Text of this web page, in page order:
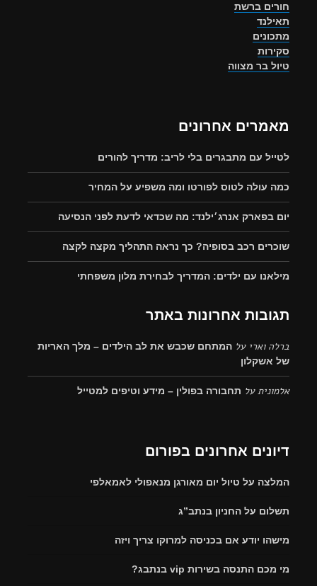
חורים ברשת
תאילנד
מתכונים
סקירות
טיול בר מצווה
מאמרים אחרונים
לטייל עם מתבגרים בלי לריב: מדריך להורים
כמה עולה לטוס לפורטו ומה משפיע על המחיר
יום בפארק אנרג׳ילנד: מה שכדאי לדעת לפני הנסיעה
שוכרים רכב בסופיה? כך נראה התהליך מקצה לקצה
מילאנו עם ילדים: המדריך לבחירת מלון משפחתי
תגובות אחרונות באתר
ברלה וארי על המתחם שכבש את לב הילדים – מלך האריות
של אשקלון
אלמוניתעל תחבורה בפולין – מידע וטיפים למטייל
דיונים אחרונים בפורום
המלצה על טיול יום מאורגן מנאפולי לאמאלפי
תשלום על החניון בנתב”ג
מישהו יודע אם בכניסה למרוקו צריך ויזה
מי מכם התנסה בשירות vip בנתבג?